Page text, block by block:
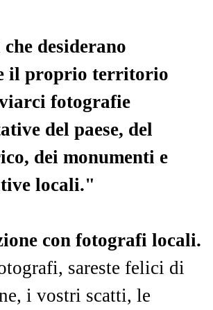
desiderano
il proprio territorio
fotografie
del paese, del
dei monumenti e
locali."
con fotografi locali.
sareste felici di
i vostri scatti, le